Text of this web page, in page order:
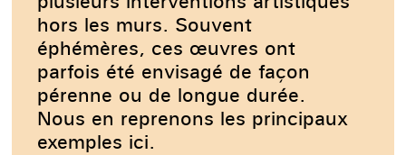
hors les murs. Souvent
éphémères, ces œuvres ont
parfois été envisagé de façon
pérenne ou de longue durée.
Nous en reprenons les principaux
exemples ici.